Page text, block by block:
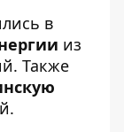
в
из
Также